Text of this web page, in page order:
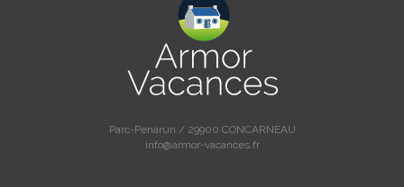
Parc-Penarun / 29900 CONCARNEAU
info@armor-vacances.fr